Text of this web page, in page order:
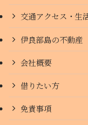
交通アクセス・生
伊良部島の不動産
会社概要
借りたい方
免責事項